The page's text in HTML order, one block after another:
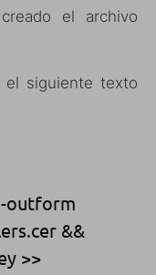
el archivo
el siguiente texto
outform
&&
>>